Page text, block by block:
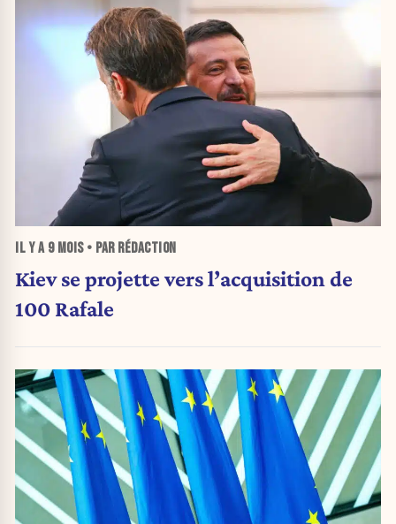
IL Y A 9 MOIS• PAR RÉDACTION
Kiev se projette vers l’acquisition de
100 Rafale